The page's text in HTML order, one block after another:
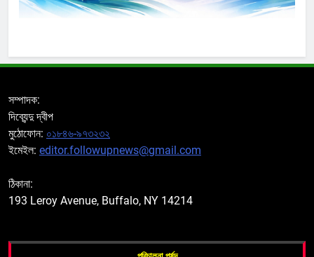
সম্পাদক:
দিব্যেন্দু দ্বীপ
মুঠোফোন: ০১৮৪৬-৯৭৩২৩২
ইমেইল: editor.followupnews@gmail.com
ঠিকানা:
193 Leroy Avenue, Buffalo, NY 14214